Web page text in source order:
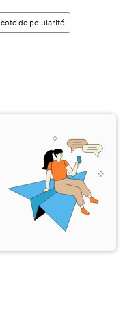
cote de polularité